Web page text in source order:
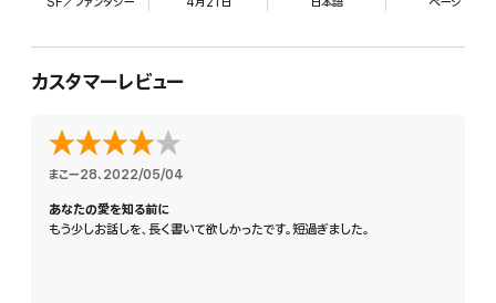
カスタマーレビュー
まこー28、 2022/05/04
あなたの愛を知る前に
もう少しお話しを、長く書いて欲しかったです。短過ぎました。